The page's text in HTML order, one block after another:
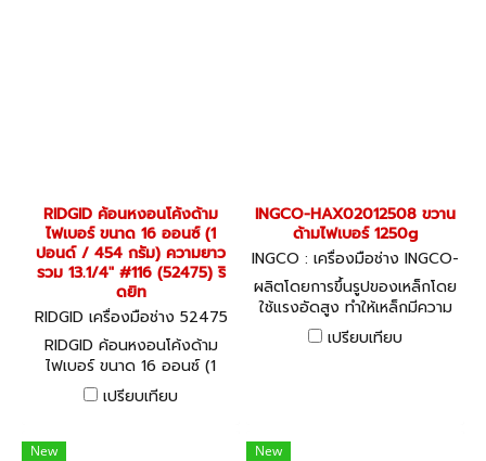
RIDGID ค้อนหงอนโค้งด้าม
ไฟเบอร์ ขนาด 16 ออนซ์ (1
ปอนด์ / 454 กรัม) ความยาว
รวม 13.1/4" #116 (52475) ริ
ดยิท
RIDGID เครื่องมือช่าง 52475
RIDGID ค้อนหงอนโค้งด้าม
ไฟเบอร์ ขนาด 16 ออนซ์ (1
ปอนด์ / 454 กรัม) ความยาว
รวม 13.1/4" #116 (52475) ริ
เปรียบเทียบ
INGCO-HAX02012508 ขวาน
ด้ามไฟเบอร์ 1250g
INGCO : เครื่องมือช่าง INGCO-
HAX02012508
ผลิตโดยการขึ้นรูปของเหล็กโดย
ใช้แรงอัดสูง ทำให้เหล็กมีความ
แน่น แข็งแรง ทนความร้อน
พร้อมด้ามจับไฟเบอร์ INGCO
เปรียบเทียบ
New New